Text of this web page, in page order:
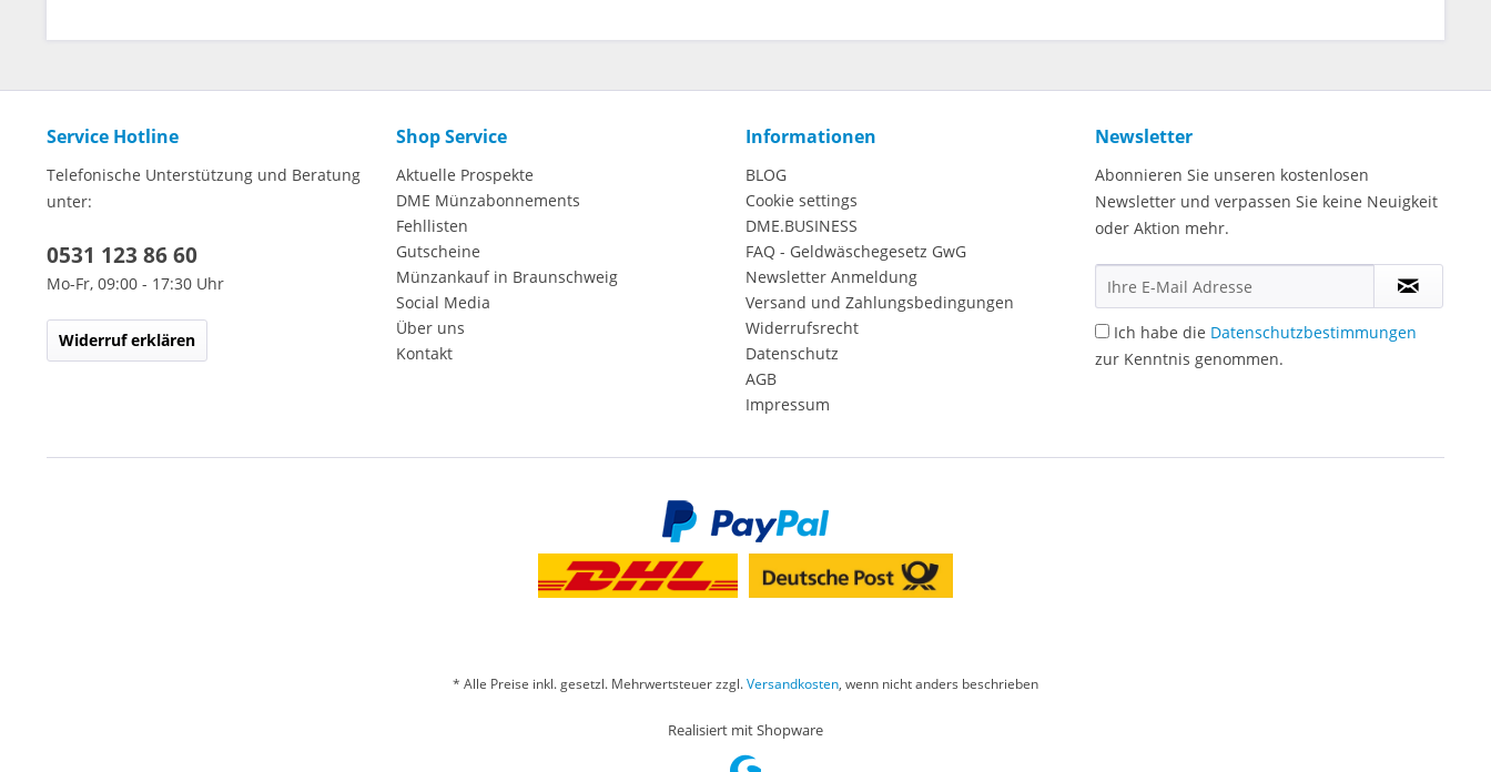
Service Hotline
Telefonische Unterstützung und Beratung
unter:
0531 123 86 60
Mo-Fr, 09:00 - 17:30 Uhr
Widerruf erklären
Shop Service
Aktuelle Prospekte
DME Münzabonnements
Fehllisten
Gutscheine
Münzankauf in Braunschweig
Social Media
Über uns
Kontakt
Informationen
BLOG
Cookie settings
DME.BUSINESS
FAQ - Geldwäschegesetz GwG
Newsletter Anmeldung
Versand und Zahlungsbedingungen
Widerrufsrecht
Datenschutz
AGB
Impressum
Newsletter
Abonnieren Sie unseren kostenlosen
Newsletter und verpassen Sie keine Neuigkeit
oder Aktion mehr.
Ich habe die Datenschutzbestimmungen
zur Kenntnis genommen.
* Alle Preise inkl. gesetzl. Mehrwertsteuer zzgl.Versandkosten, wenn nicht anders beschrieben
Realisiert mit Shopware